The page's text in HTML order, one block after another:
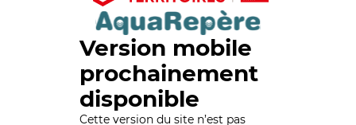
Version mobile
prochainement
disponible
Cette version du site n’est pas